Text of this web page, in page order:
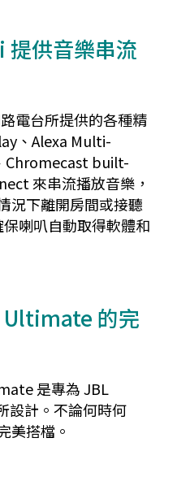
提供音樂串流
電台所提供的各種精
、Alexa Multi-
Chromecast built-
來串流播放音樂，
況下離開房間或接聽
喇叭自動取得軟體和
的完
是專為 JBL
計。不論何時何
美搭檔。